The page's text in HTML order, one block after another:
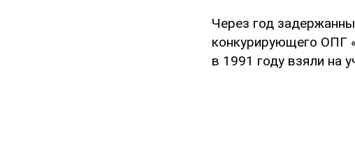
Через год
конкурирующего ОПГ
в 1991 году взяли на